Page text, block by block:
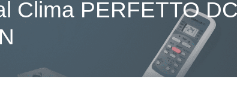
Clima PERFETTO DC